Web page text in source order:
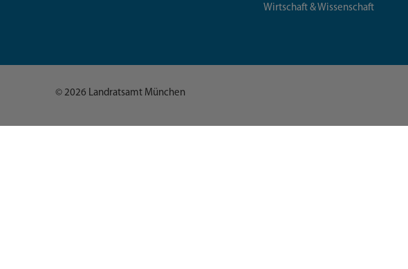
Wirtschaft & Wissenschaft
© 2026 Landratsamt München